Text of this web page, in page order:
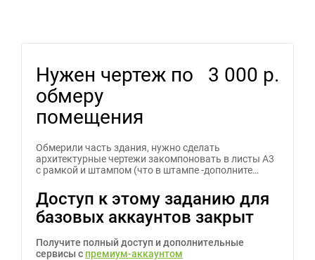
Нужен чертеж по
обмеру
помещения
3 000 р.
Обмерили часть здания, нужно сделать
архитектурные чертежи закомпоновать в листы А3
с рамкой и штампом (что в штампе -дополните…
Доступ к этому заданию для
базовых аккаунтов закрыт
Получите полный доступ и дополнительные
сервисы с премиум-аккаунтом